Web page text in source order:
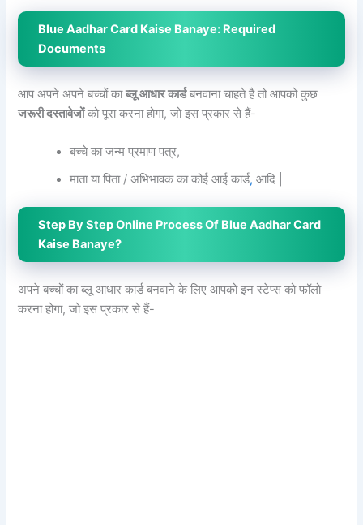
Blue Aadhar Card Kaise Banaye: Required
Documents
आप अपने अपने बच्चों काब्लू आधार कार्डबनवाना चाहते है तो आपको कुछ
जरूरी दस्तावेजोंको पूरा करना होगा, जो इस प्रकार से हैं-
बच्चे का जन्म प्रमाण पत्र,
माता या पिता / अभिभावक का कोई आई कार्ड, आदि |
Step By Step Online Process Of Blue Aadhar Card
Kaise Banaye?
अपने बच्चों का ब्लू आधार कार्ड बनवाने के लिए आपको इन स्टेप्स को फॉलो
करना होगा, जो इस प्रकार से हैं-